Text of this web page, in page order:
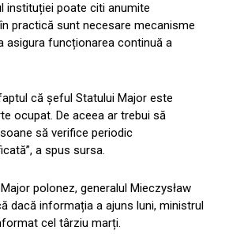
instituției poate citi anumite
practică sunt necesare mecanisme
asigura funcționarea continuă a
că șeful Statului Major este
ocupat. De aceea ar trebui să
să verifice periodic
a spus sursa.
polonez, generalul Mieczysław
dacă informația a ajuns luni, ministrul
cel târziu marți.